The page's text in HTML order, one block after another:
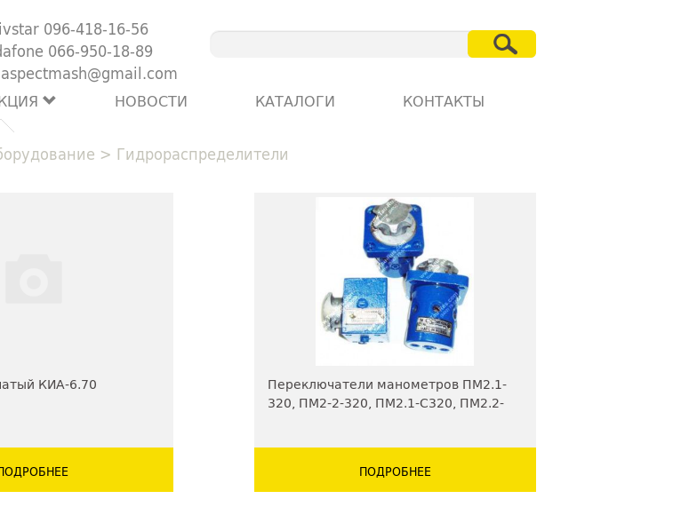
096-418-16-56
066-950-18-89
НОВОСТИ КАТАЛОГИ КОНТАКТЫ
> Гидрораспределители
КИА-6.70
Переключатели манометров ПМ2.1-
320, ПМ2-2-320, ПМ2.1-С320, ПМ2.2-
ПОДРОБНЕЕ